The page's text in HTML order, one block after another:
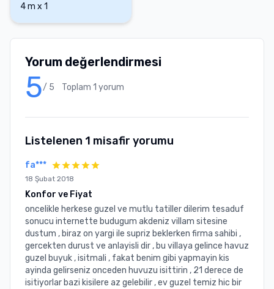
4 m x 1
Yorum değerlendirmesi
5/ 5 Toplam 1 yorum
Listelenen 1 misafir yorumu
fa***
18 Şubat 2018
Konfor ve Fiyat
oncelikle herkese guzel ve mutlu tatiller dilerim tesaduf
sonucu internette budugum akdeniz villam sitesine
dustum , biraz on yargi ile supriz beklerken firma sahibi ,
gercekten durust ve anlayisli dir , bu villaya gelince havuz
guzel buyuk , isitmali , fakat benim gibi yapmayin kis
ayinda gelirseniz onceden huvuzu isittirin , 21 derece de
isitiyorlar bazi kisilere az gelebilir , ev guzel temiz hic bir